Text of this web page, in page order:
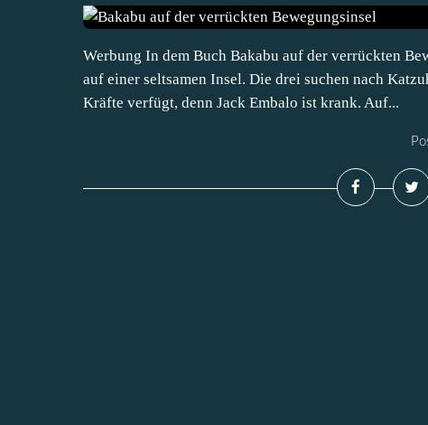
Werbung In dem Buch Bakabu auf der verrückten
auf einer seltsamen Insel. Die drei suchen nach
Kräfte verfügt, denn Jack Embalo ist krank. Auf...